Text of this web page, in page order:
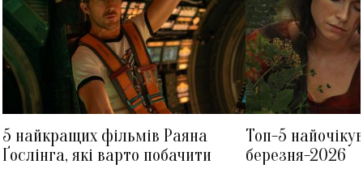
5 найкращих фільмів Раяна
Ґослінга, які варто побачити
Топ-5
березня-2026